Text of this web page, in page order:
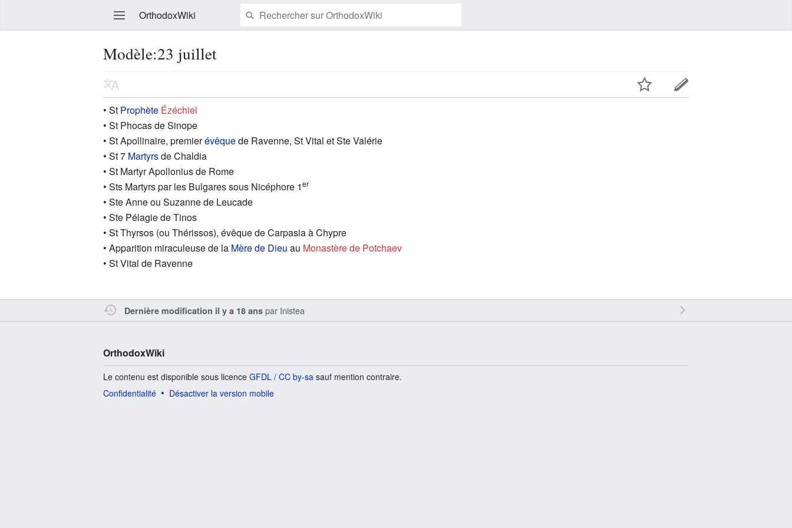
OrthodoxWiki
Modifier
Modèle:23 juillet
• St Prophète Ézéchiel
• St Phocas de Sinope
• St Apollinaire, premierévêquede Ravenne, St Vital et Ste Valérie
• St 7 Martyrsde Chaldia
• St Martyr Apollonius de Rome
• Sts Martyrs par les Bulgares sous Nicéphore 1er
• Ste Anne ou Suzanne de Leucade
• Ste Pélagie de Tinos
• St Thyrsos (ou Thérissos), évêque de Carpasia à Chypre
• Apparition miraculeuse de la Mère de Dieu au Monastère de Potchaev
• St Vital de Ravenne
Dernière modification il y a 18 ans par Inistea
OrthodoxWiki
Le contenu est disponible sous licenceGFDL / CC by-sa sauf mention contraire.
Confidentialité
Désactiver la version mobile